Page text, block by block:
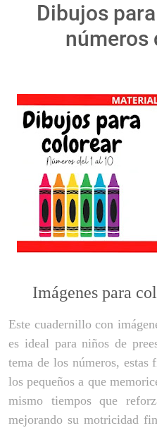
Dibujos
números
Imágenes para
Este cuadernillo con
es ideal para niños de
tema de los números, estas
los pequeños a que
mismo tiempos que
mejorando su motricidad